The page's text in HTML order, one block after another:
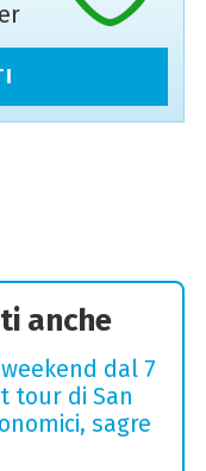
anche
dal 7
tour di San
sagre